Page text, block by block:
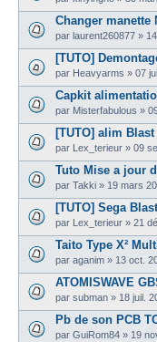
Changer manette
par laurent260877 »
[TUTO]
par Heavyarms » 07
Capkit
par Misterfabulous »
[TUTO] alim
par Lex_terieur » 09
Tuto Mise a jour
par Takki » 19 mars
[TUTO] Sega
par Lex_terieur » 21
Taito Type X²
par aganim » 13 oct.
ATOMISWAVE
par subman » 18 juil.
Pb de son PCB
par GuiRom84 » 19